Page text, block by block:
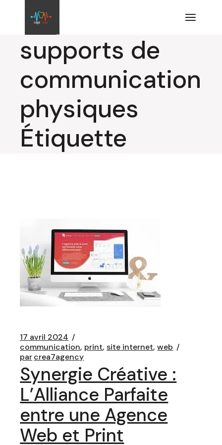
contenu
supports de
communication
physiques
Étiquette
17 avril 2024
communication print site internet web
parcrea7agency
Synergie Créative :
L’Alliance Parfaite
entre une Agence
Web et Print